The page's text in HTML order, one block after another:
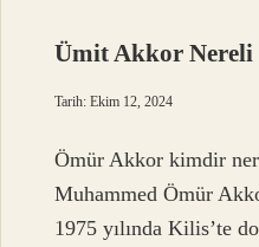
Ümit Akkor Nereli
Tarih: Ekim 12, 2024
Ömür Akkor kimdir
Muhammed Ömür
1975 yılında Kilis’te